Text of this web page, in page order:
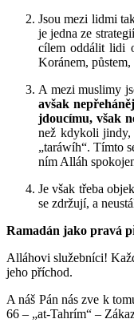
Jsou mezi lidmi
je jedna ze
cílem oddálit lidi
Koránem,
A mezi muslimy
avšak
jdoucímu, však
než kdykoli jindy,
„taráwíh“. Tímto
ním Alláh
Je však třeba
se zdržují, a
Ramadán jako pravá
Alláhovi služebníci!
jeho příchod.
A náš Pán nás zve k
66 – „at-Tahrím“ –